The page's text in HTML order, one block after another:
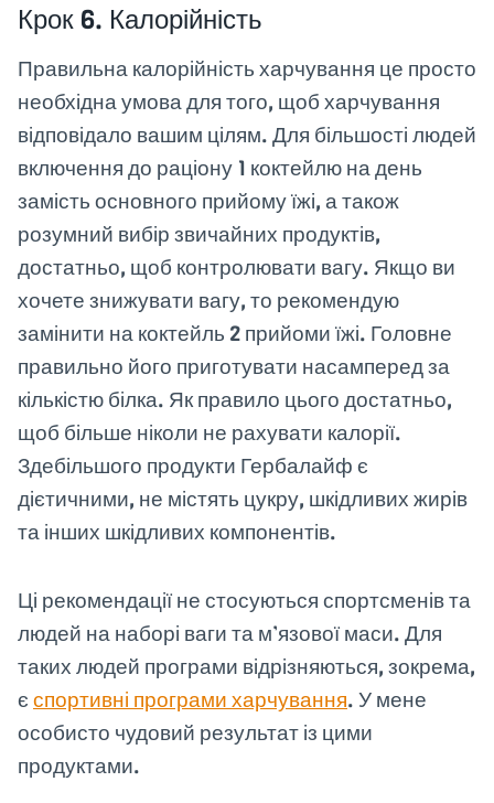
Крок 6. Калорійність
Правильна калорійність харчування це просто
необхідна умова для того, щоб харчування
відповідало вашим цілям. Для більшості людей
включення до раціону 1 коктейлю на день
замість основного прийому їжі, а також
розумний вибір звичайних продуктів,
достатньо, щоб контролювати вагу. Якщо ви
хочете знижувати вагу, то рекомендую
замінити на коктейль 2 прийоми їжі. Головне
правильно його приготувати насамперед за
кількістю білка. Як правило цього достатньо,
щоб більше ніколи не рахувати калорії.
Здебільшого продукти Гербалайф є
дієтичними, не містять цукру, шкідливих жирів
та інших шкідливих компонентів.
Ці рекомендації не стосуються спортсменів та
людей на наборі ваги та м’язової маси. Для
таких людей програми відрізняються, зокрема,
є спортивні програми харчування. У мене
особисто чудовий результат із цими
продуктами.